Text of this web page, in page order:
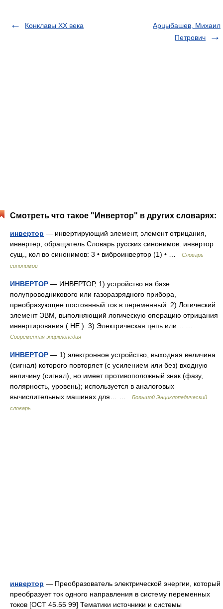
Конклавы ХХ века
Арцыбашев, Михаил
Петрович
Смотреть что такое "Инвертор" в других словарях:
инвертор — инвертирующий элемент, элемент отрицания,
инвертер, обращатель Словарь русских синонимов. инвертор
сущ., кол во синонимов: 3 • виброинвертор (1) • …
Словарь
синонимов
ИНВЕРТОР — ИНВЕРТОР, 1) устройство на базе
полупроводникового или газоразрядного прибора,
преобразующее постоянный ток в переменный. 2) Логический
элемент ЭВМ, выполняющий логическую операцию отрицания
инвертирования ( НЕ ). 3) Электрическая цепь или… …
Современная энциклопедия
ИНВЕРТОР — 1) электронное устройство, выходная величина
(сигнал) которого повторяет (с усилением или без) входную
величину (сигнал), но имеет противоположный знак (фазу,
полярность, уровень); используется в аналоговых
вычислительных машинах для… …
Большой Энциклопедический
словарь
инвертор — Преобразователь электрической энергии, который
преобразует ток одного направления в систему переменных
токов [ОСТ 45.55 99] Тематики источники и системы